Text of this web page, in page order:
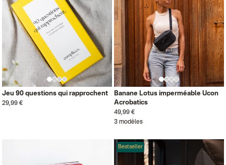
Jeu 90 questions qui rapprochent
29,99 €
Banane Lotus imperméable Ucon
Acrobatics
49,99 €
3 modèles
Bestseller